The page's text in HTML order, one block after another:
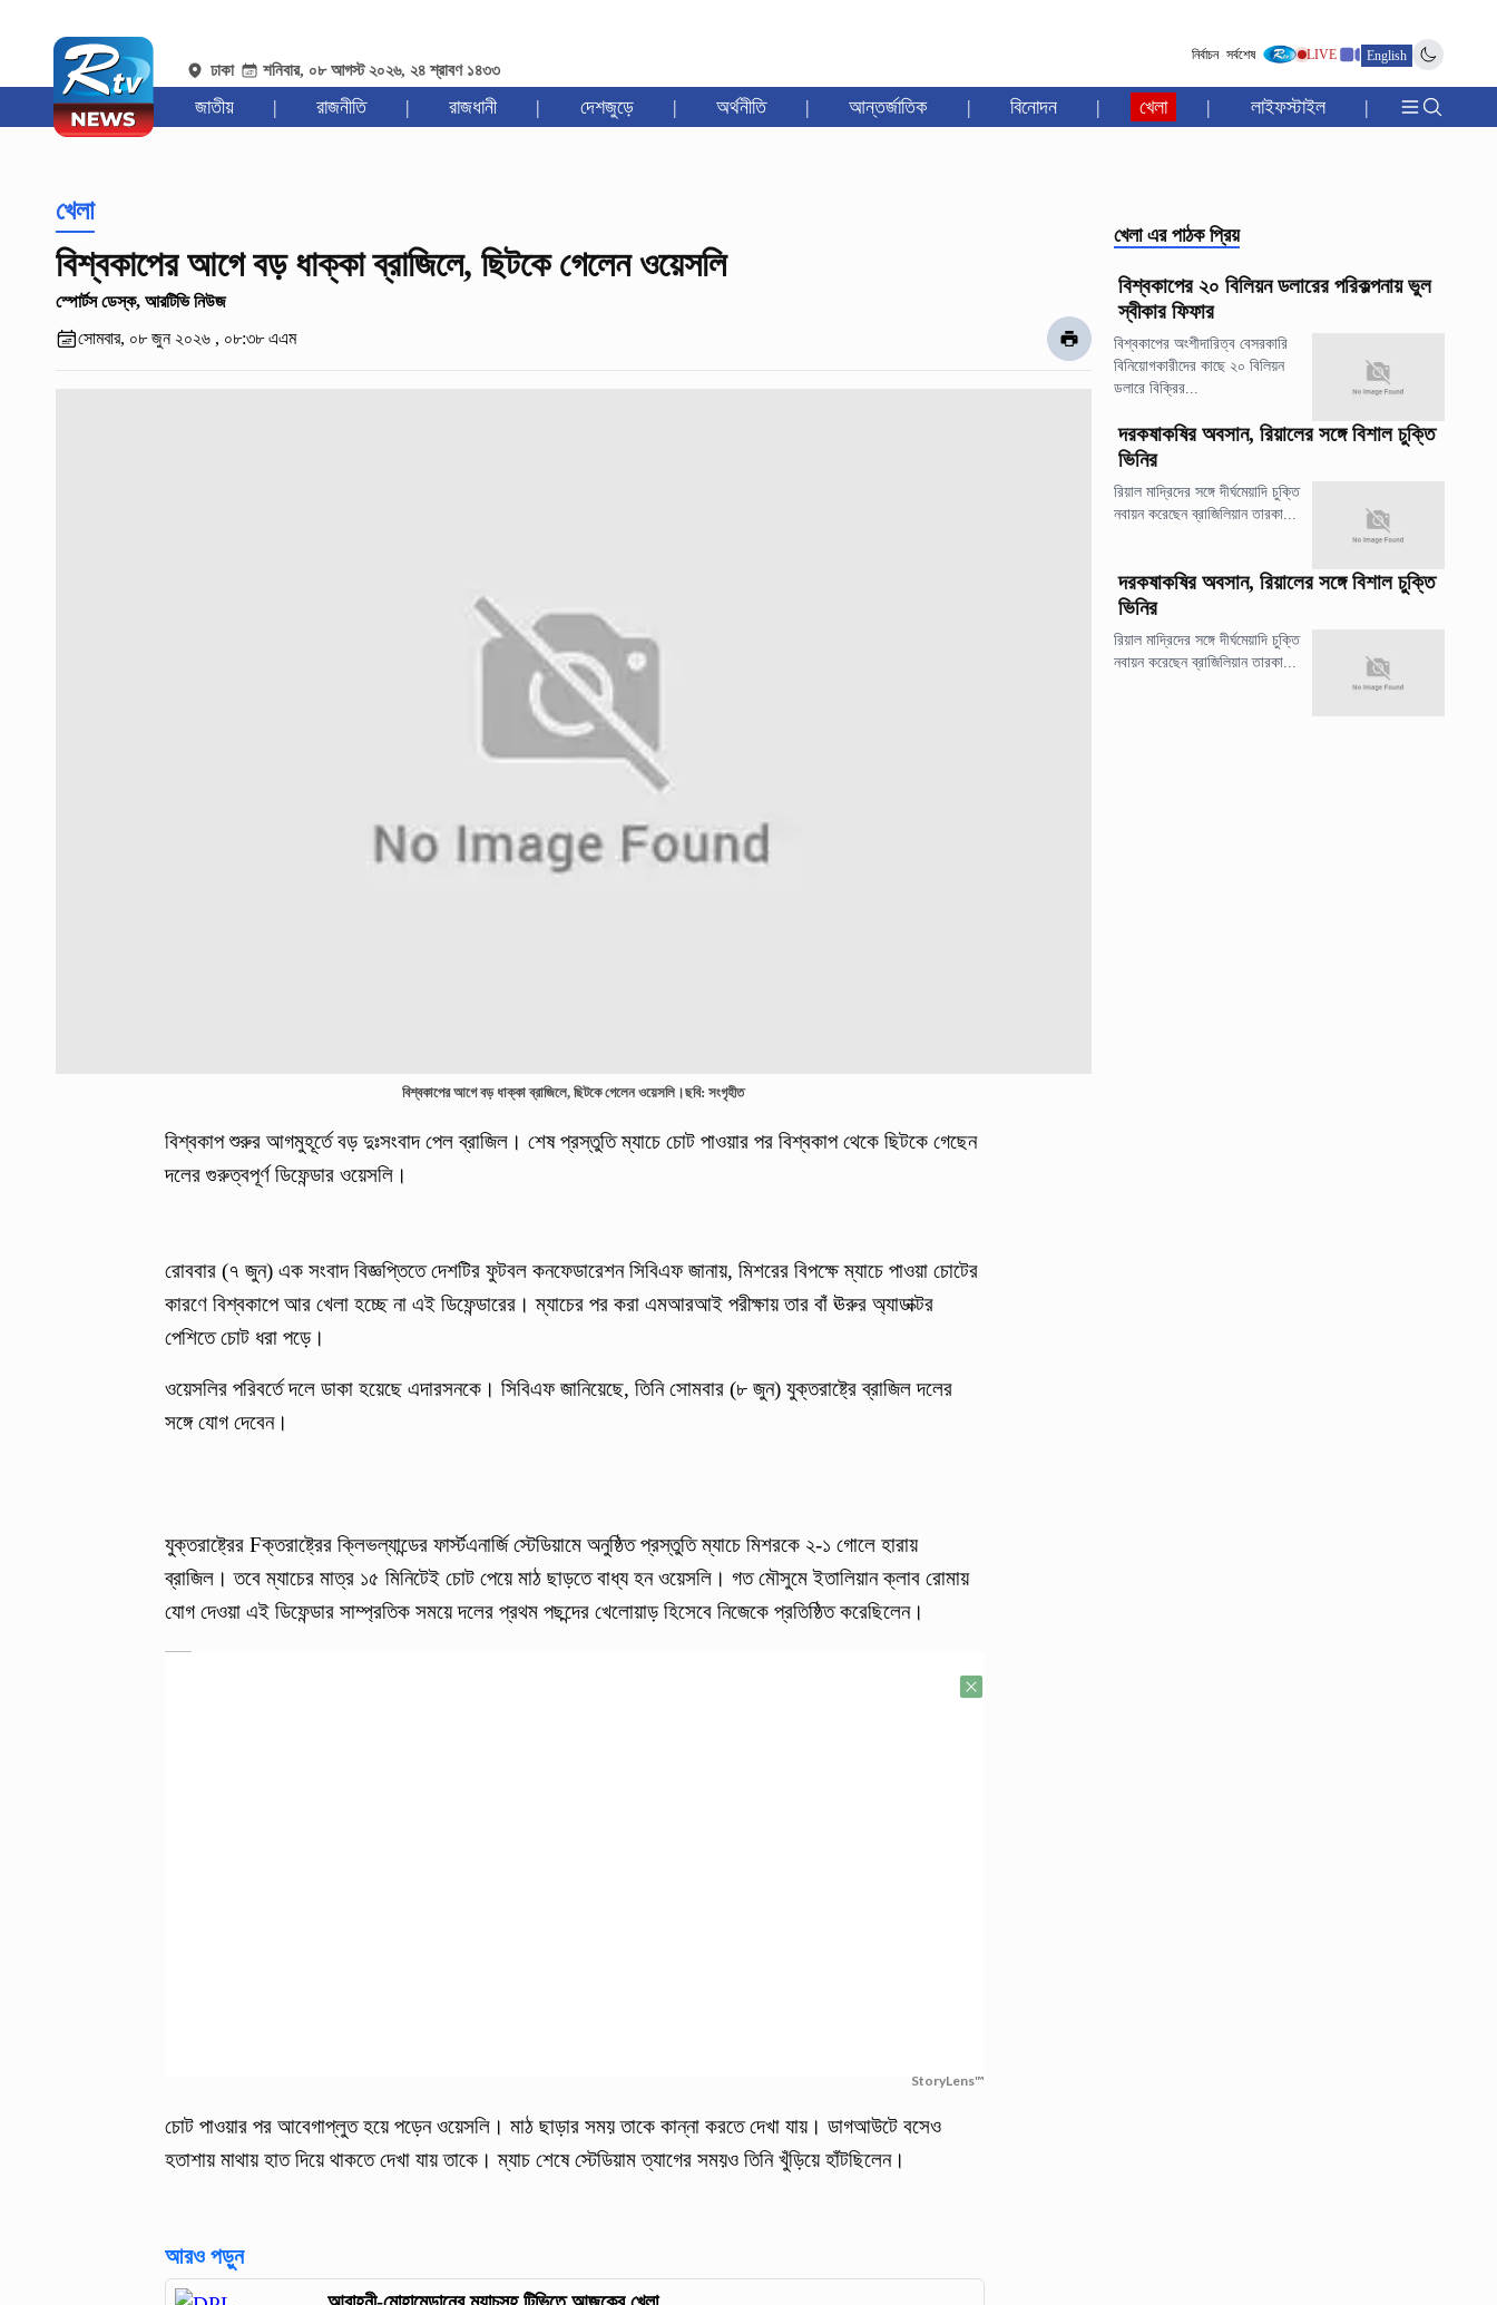
ঢাকা শনিবার, ০৮ আগস্ট ২০২৬, ২৪ শ্রাবণ ১৪৩৩
নির্বাচন সর্বশেষ LIVE English
জাতীয় | রাজনীতি | রাজধানী | দেশজুড়ে | অর্থনীতি | আন্তর্জাতিক | বিনোদন | খেলা | লাইফস্টাইল |
খেলা
বিশ্বকাপের আগে বড় ধাক্কা ব্রাজিলে, ছিটকে গেলেন ওয়েসলি
স্পোর্টস ডেস্ক, আরটিভি নিউজ
সোমবার, ০৮ জুন ২০২৬ , ০৮:৩৮ এএম
বিশ্বকাপের আগে বড় ধাক্কা ব্রাজিলে, ছিটকে গেলেন ওয়েসলি।ছবি: সংগৃহীত
বিশ্বকাপ শুরুর আগমুহূর্তে বড় দুঃসংবাদ পেল ব্রাজিল। শেষ প্রস্তুতি ম্যাচে চোট পাওয়ার পর বিশ্বকাপ থেকে ছিটকে গেছেন
দলের গুরুত্বপূর্ণ ডিফেন্ডার ওয়েসলি।
রোববার (৭ জুন) এক সংবাদ বিজ্ঞপ্তিতে দেশটির ফুটবল কনফেডারেশন সিবিএফ জানায়, মিশরের বিপক্ষে ম্যাচে পাওয়া চোটের
কারণে বিশ্বকাপে আর খেলা হচ্ছে না এই ডিফেন্ডারের। ম্যাচের পর করা এমআরআই পরীক্ষায় তার বাঁ ঊরুর অ্যাডাক্টর
পেশিতে চোট ধরা পড়ে।
ওয়েসলির পরিবর্তে দলে ডাকা হয়েছে এদারসনকে। সিবিএফ জানিয়েছে, তিনি সোমবার (৮ জুন) যুক্তরাষ্ট্রে ব্রাজিল দলের
সঙ্গে যোগ দেবেন।
যুক্তরাষ্ট্রের Fক্তরাষ্ট্রের ক্লিভল্যান্ডের ফার্স্টএনার্জি স্টেডিয়ামে অনুষ্ঠিত প্রস্তুতি ম্যাচে মিশরকে ২-১ গোলে হারায়
ব্রাজিল। তবে ম্যাচের মাত্র ১৫ মিনিটেই চোট পেয়ে মাঠ ছাড়তে বাধ্য হন ওয়েসলি। গত মৌসুমে ইতালিয়ান ক্লাব রোমায়
যোগ দেওয়া এই ডিফেন্ডার সাম্প্রতিক সময়ে দলের প্রথম পছন্দের খেলোয়াড় হিসেবে নিজেকে প্রতিষ্ঠিত করেছিলেন।
StoryLens™
চোট পাওয়ার পর আবেগাপ্লুত হয়ে পড়েন ওয়েসলি। মাঠ ছাড়ার সময় তাকে কান্না করতে দেখা যায়। ডাগআউটে বসেও
হতাশায় মাথায় হাত দিয়ে থাকতে দেখা যায় তাকে। ম্যাচ শেষে স্টেডিয়াম ত্যাগের সময়ও তিনি খুঁড়িয়ে হাঁটছিলেন।
আরও পড়ুন
খেলা এর পাঠক প্রিয়
বিশ্বকাপের ২০ বিলিয়ন ডলারের পরিকল্পনায় ভুল
স্বীকার ফিফার
বিশ্বকাপের অংশীদারিত্ব বেসরকারি
বিনিয়োগকারীদের কাছে ২০ বিলিয়ন
ডলারে বিক্রির...
দরকষাকষির অবসান, রিয়ালের সঙ্গে বিশাল চুক্তি
ভিনির
রিয়াল মাদ্রিদের সঙ্গে দীর্ঘমেয়াদি চুক্তি
নবায়ন করেছেন ব্রাজিলিয়ান তারকা...
দরকষাকষির অবসান, রিয়ালের সঙ্গে বিশাল চুক্তি
ভিনির
রিয়াল মাদ্রিদের সঙ্গে দীর্ঘমেয়াদি চুক্তি
নবায়ন করেছেন ব্রাজিলিয়ান তারকা...